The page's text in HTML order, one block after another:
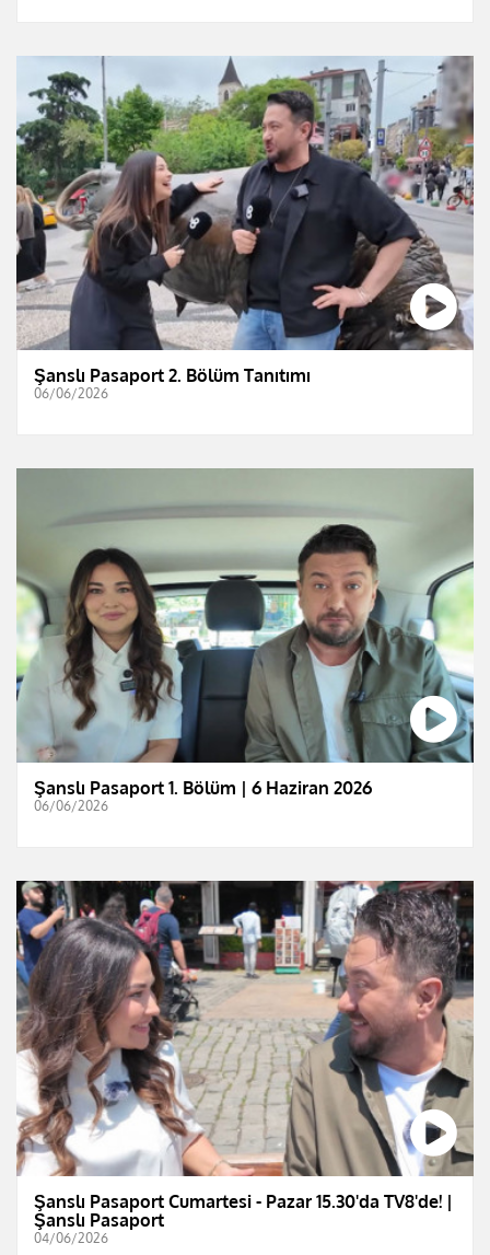
Şanslı Pasaport 2. Bölüm Tanıtımı
06/06/2026
Şanslı Pasaport 1. Bölüm | 6 Haziran 2026
06/06/2026
Şanslı Pasaport Cumartesi - Pazar 15.30'da TV8'de! |
Şanslı Pasaport
04/06/2026